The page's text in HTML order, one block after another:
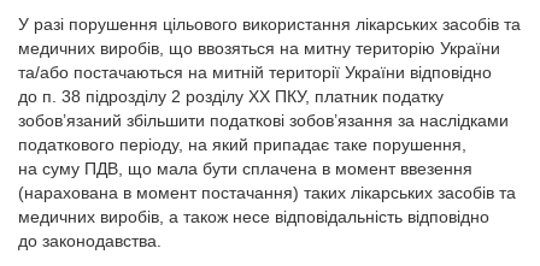
У разі порушення цільового використання лікарських засобів та
медичних виробів, що ввозяться на митну територію України
та/або постачаються на митній території України відповідно
до п. 38 підрозділу 2 розділу XX ПКУ, платник податку
зобов’язаний збільшити податкові зобов’язання за наслідками
податкового періоду, на який припадає таке порушення,
на суму ПДВ, що мала бути сплачена в момент ввезення
(нарахована в момент постачання) таких лікарських засобів та
медичних виробів, а також несе відповідальність відповідно
до законодавства.